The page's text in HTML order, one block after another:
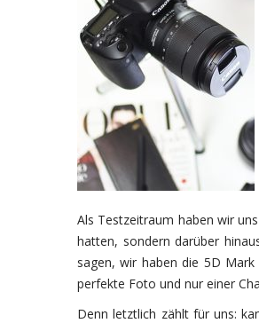
Als Testzeitraum haben wir
hatten, sondern darüber
sagen, wir haben die 5D
perfekte Foto und nur einer
Denn letztlich zählt für uns: